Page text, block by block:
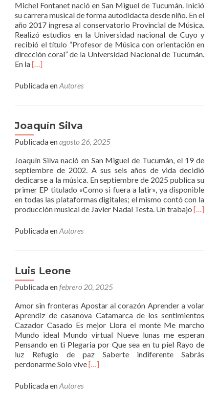
Michel Fontanet nació en San Miguel de Tucumán. Inició
su carrera musical de forma autodidacta desde niño. En el
año 2017 ingresa al conservatorio Provincial de Música.
Realizó estudios en la Universidad nacional de Cuyo y
recibió el título “Profesor de Música con orientación en
dirección coral” de la Universidad Nacional de Tucumán.
En laLeer
Fontanet
[…]
Publicada enAutores
Joaquín Silva
Publicada enagosto 26, 2025
Joaquín Silva nació en San Miguel de Tucumán, el 19 de
septiembre de 2002. A sus seis años de vida decidió
dedicarse a la música. En septiembre de 2025 publica su
primer EP titulado «Como si fuera a latir», ya disponible
en todas las plataformas digitales; el mismo contó con la
producción musical de Javier Nadal Testa. Un trabajo Leer
[…]
Publicada enAutores
Luis Leone
Publicada enfebrero 20, 2025
Amor sin fronteras Apostar al corazón Aprender a volar
Aprendiz de casanova Catamarca de los sentimientos
Cazador Casado Es mejor Llora el monte Me marcho
Mundo ideal Mundo virtual Nueve lunas me esperan
Pensando en ti Plegaria por Que sea en tu piel Rayo de
luz Refugio de paz Saberte indiferente Sabrás
perdonarme Solo viveLeer
[…]
Publicada enAutores